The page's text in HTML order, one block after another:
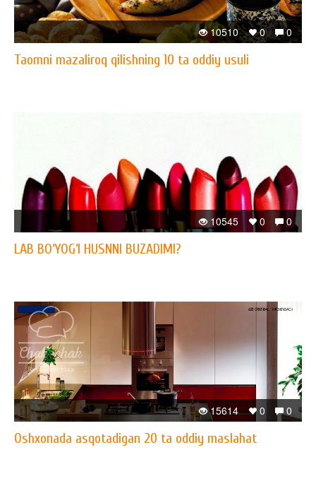
0
0
10510
Taomni mazaliroq qilishning 10 ta oddiy usuli
0
0
10545
LAB BO‘YOG‘I HUSNNI BUZADIMI?
0
0
15614
Oshxonada asqotadigan 20 ta oddiy maslahat